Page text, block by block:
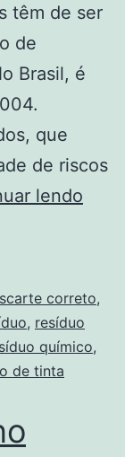
têm de ser
de
Brasil, é
que
de riscos
lendo
correto,
, resíduo
químico,
de tinta